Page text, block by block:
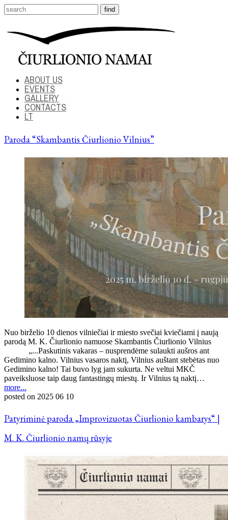
ABOUT US
EVENTS
GALLERY
CONTACTS
LT
Paroda “Skambantis Čiurlionio Vilnius”
Nuo birželio 10 dienos vilniečiai ir miesto svečiai kviečiami į naują
parodą M. K. Čiurlionio namuose Skambantis Čiurlionio Vilnius
„...Paskutinis vakaras – nusprendėme sulaukti aušros ant
Gedimino kalno. Vilnius vasaros naktį, Vilnius auštant stebėtas nuo
Gedimino kalno! Tai buvo lyg jam sukurta. Ne veltui MKČ
paveiksluose taip daug fantastingų miestų. Ir Vilnius tą naktį…
more...
posted on 2025 06 10
Patyriminė paroda „Improvizuotas Čiurlionio kambarys“ |
M. K. Čiurlionio namų rūsyje